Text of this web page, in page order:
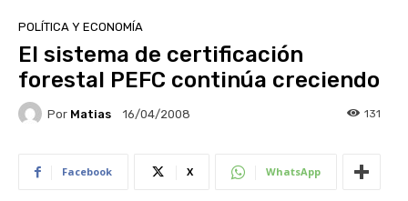
POLÍTICA Y ECONOMÍA
El sistema de certificación
forestal PEFC continúa creciendo
Por Matias 16/04/2008 131
Facebook X WhatsApp